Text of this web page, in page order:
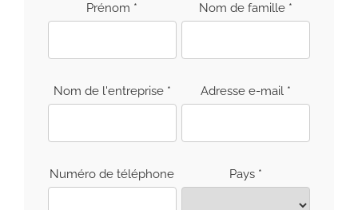
Prénom * Nom de famille *
Nom de l'entreprise * Adresse e-mail *
Numéro de téléphone Pays *